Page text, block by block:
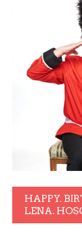
HAPPY.
LENA.